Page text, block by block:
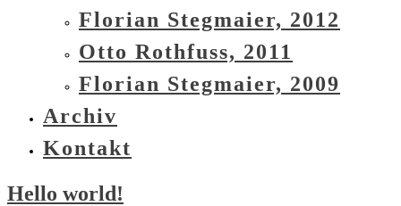
Florian Stegmaier, 2012
Otto Rothfuss, 2011
Florian Stegmaier, 2009
Archiv
Kontakt
Hello world!